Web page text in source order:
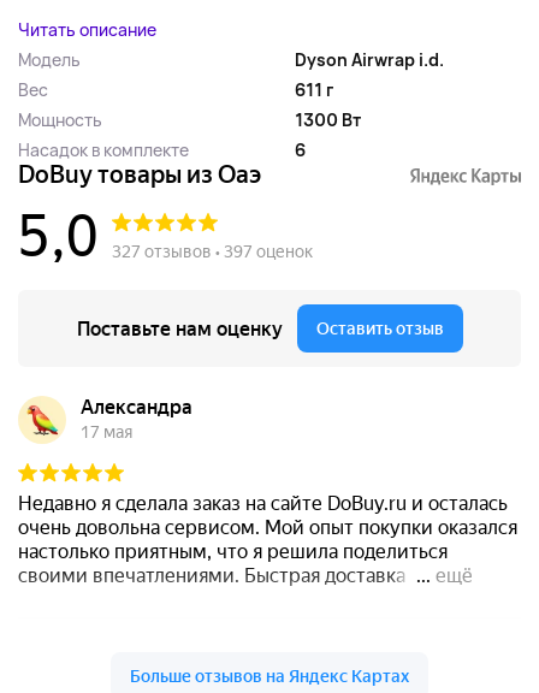
Читать описание
Модель
Dyson Airwrap i.d.
Вес
611 г
Мощность
1300 Вт
Насадок в комплекте
6